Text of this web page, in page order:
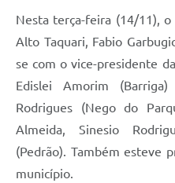
Nesta terça-feira (14/11),
Alto Taquari, Fabio
se com o vice-presidente
Edislei Amorim
Rodrigues (Nego do
Almeida, Sinesio
(Pedrão). Também esteve
município.